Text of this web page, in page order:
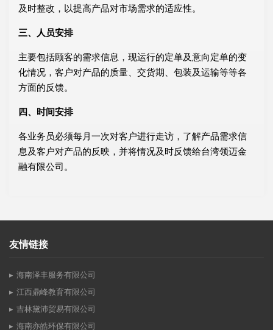
及时整改，以提高产品对市场需求的适应性。
三、人员安排
主要包括顾客的需求信息，现运行的定单及意向定单的变
化情况，客户对产品的质量、交货期、包装及运输等等各
方面的反馈。
四、时间安排
各业务员必须每月一次对客户进行走访，了解产品需求信
息及客户对产品的反映，并将情况及时反馈给台湾领迈金
融有限公司。
友情链接
海南泽丰服务有限公司
江西鼎峰教育有限公司
吉林黛沛贸易有限公司
海南亦皓环保有限公司